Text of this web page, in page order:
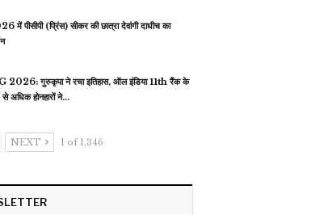
में पीसीपी (प्रिंस) सीकर की छात्रा देवांगी दाधीच का
गुरुकृपा ने रचा इतिहास, ऑल इंडिया 11th रैंक के
होनहारों ने…
NEXT 1 of 1,346